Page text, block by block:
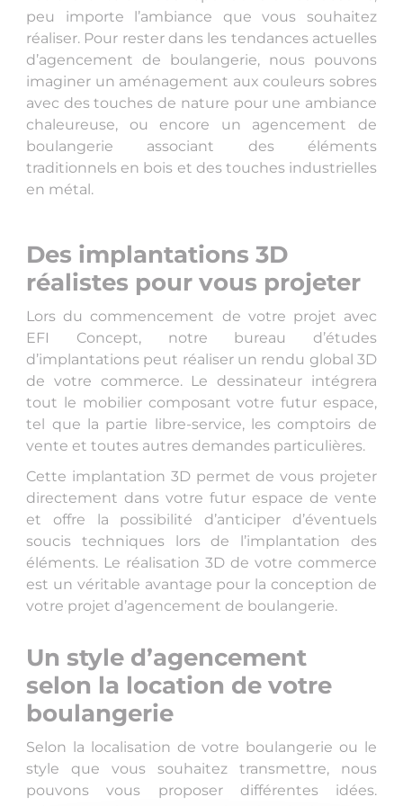
peu importe l’ambiance que vous souhaitez
réaliser. Pour rester dans les tendances actuelles
d’agencement de boulangerie, nous pouvons
imaginer un aménagement aux couleurs sobres
avec des touches de nature pour une ambiance
chaleureuse, ou encore un agencement de
boulangerie associant des éléments
traditionnels en bois et des touches industrielles
en métal.
Des implantations 3D
réalistes pour vous projeter
Lors du commencement de votre projet avec
EFI Concept, notre bureau d’études
d’implantations peut réaliser un rendu global 3D
de votre commerce. Le dessinateur intégrera
tout le mobilier composant votre futur espace,
tel que la partie libre-service, les comptoirs de
vente et toutes autres demandes particulières.
Cette implantation 3D permet de vous projeter
directement dans votre futur espace de vente
et offre la possibilité d’anticiper d’éventuels
soucis techniques lors de l’implantation des
éléments. Le réalisation 3D de votre commerce
est un véritable avantage pour la conception de
votre projet d’agencement de boulangerie.
Un style d’agencement
selon la location de votre
boulangerie
Selon la localisation de votre boulangerie ou le
style que vous souhaitez transmettre, nous
pouvons vous proposer différentes idées.